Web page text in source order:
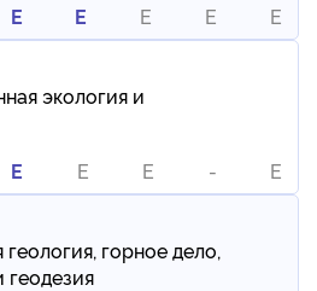
E E E E E
экология и
E E E - E
горное дело,
геодезия